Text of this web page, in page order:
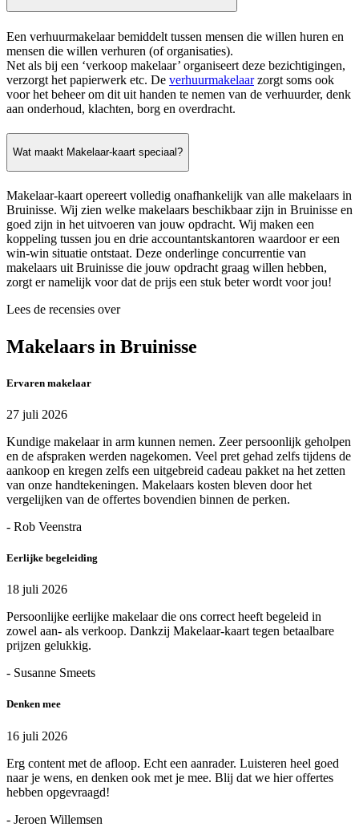
Een verhuurmakelaar bemiddelt tussen mensen die willen huren en
mensen die willen verhuren (of organisaties).
Net als bij een ‘verkoop makelaar’ organiseert deze bezichtigingen,
verzorgt het papierwerk etc. De verhuurmakelaarzorgt soms ook
voor het beheer om dit uit handen te nemen van de verhuurder, denk
aan onderhoud, klachten, borg en overdracht.
Wat maakt Makelaar-kaart speciaal?
Makelaar-kaart opereert volledig onafhankelijk van alle makelaars in
Bruinisse. Wij zien welke makelaars beschikbaar zijn in Bruinisse en
goed zijn in het uitvoeren van jouw opdracht. Wij maken een
koppeling tussen jou en drie accountantskantoren waardoor er een
win-win situatie ontstaat. Deze onderlinge concurrentie van
makelaars uit Bruinisse die jouw opdracht graag willen hebben,
zorgt er namelijk voor dat de prijs een stuk beter wordt voor jou!
Lees de recensies over
Makelaars in Bruinisse
Ervaren makelaar
27 juli 2026
Kundige makelaar in arm kunnen nemen. Zeer persoonlijk geholpen
en de afspraken werden nagekomen. Veel pret gehad zelfs tijdens de
aankoop en kregen zelfs een uitgebreid cadeau pakket na het zetten
van onze handtekeningen. Makelaars kosten bleven door het
vergelijken van de offertes bovendien binnen de perken.
- Rob Veenstra
Eerlijke begeleiding
18 juli 2026
Persoonlijke eerlijke makelaar die ons correct heeft begeleid in
zowel aan- als verkoop. Dankzij Makelaar-kaart tegen betaalbare
prijzen gelukkig.
- Susanne Smeets
Denken mee
16 juli 2026
Erg content met de afloop. Echt een aanrader. Luisteren heel goed
naar je wens, en denken ook met je mee. Blij dat we hier offertes
hebben opgevraagd!
- Jeroen Willemsen